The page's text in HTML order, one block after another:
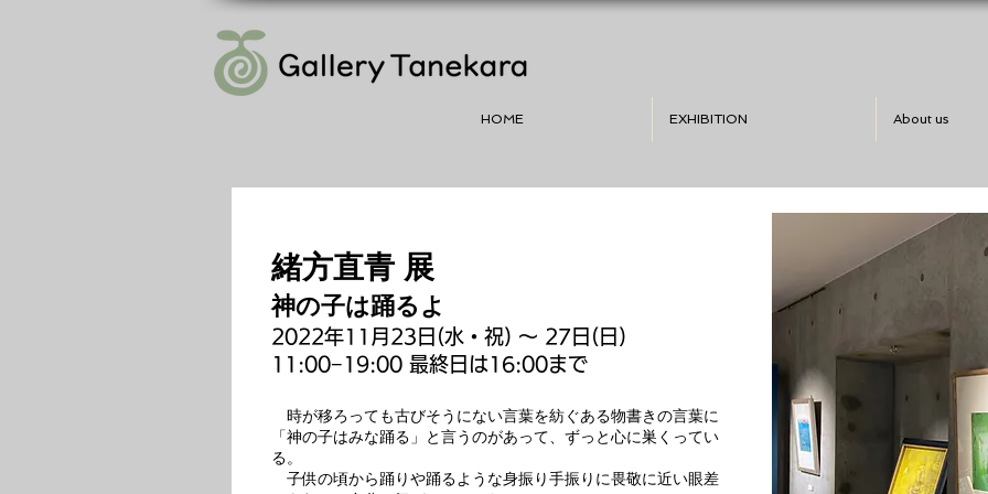
HOME EXHIBITION About us
緒方直青 展
神の子は踊るよ
2022年11月23日(水・祝) 〜 27日(日)
11:00−19:00 最終日は16:00まで
時が移ろっても古びそうにない言葉を紡ぐある物書きの言葉に
「神の子はみな踊る」と言うのがあって、ずっと心に巣くってい
る。
子供の頃から踊りや踊るような身振り手振りに畏敬に近い眼差